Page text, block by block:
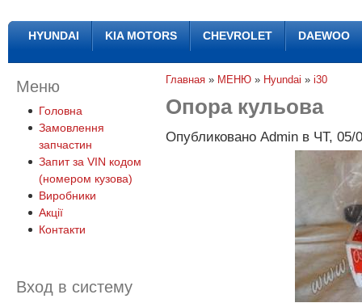
HYUNDAI KIA MOTORS CHEVROLET DAEWOO
Меню
Головна
Замовлення
запчастин
Запит за VIN кодом
(номером кузова)
Виробники
Акції
Контакти
Вход в систему
Главная » МЕНЮ » Hyundai » i30
Опора кульова
Опубликовано Admin в ЧТ, 05/